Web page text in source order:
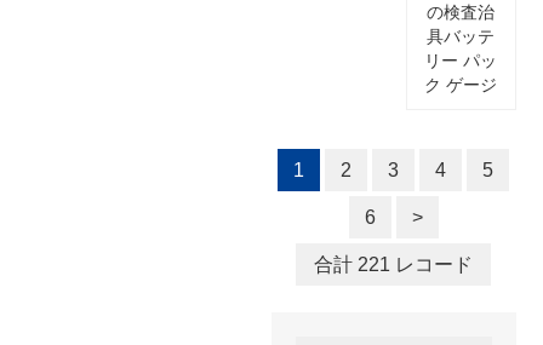
の検査治
具バッテ
リー パッ
ク ゲージ
1 2 3 4 5
6 >
合計 221 レコード